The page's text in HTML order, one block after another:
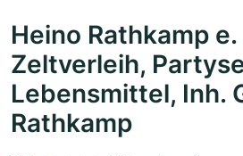
Heino Rathkamp e.
Zeltverleih,
Lebensmittel, Inh.
Rathkamp